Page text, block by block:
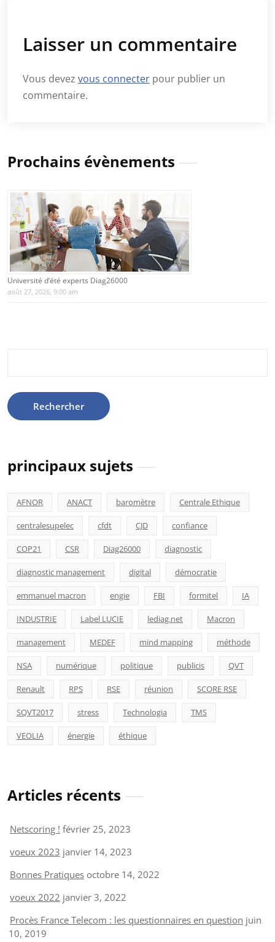
Laisser un commentaire
Vous devez vous connecter pour publier un
commentaire.
Prochains évènements
Université d’été experts Diag26000
août 27, 2026, 9:00 am
principaux sujets
AFNOR ANACT baromètre Centrale Ethique
centralesupelec cfdt CJD confiance
COP21 CSR Diag26000 diagnostic
diagnostic management digital démocratie
emmanuel macron engie FBI formitel IA
INDUSTRIE Label LUCIE lediag.net Macron
management MEDEF mind mapping méthode
NSA numérique politique publicis QVT
Renault RPS RSE réunion SCORE RSE
SQVT2017 stress Technologia TMS
VEOLIA énergie éthique
Articles récents
Netscoring ! février 25, 2023
voeux 2023 janvier 14, 2023
Bonnes Pratiques octobre 14, 2022
voeux 2022 janvier 3, 2022
Procès France Telecom : les questionnaires en question juin
10, 2019